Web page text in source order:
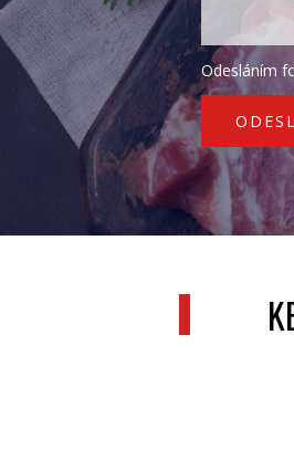
Odesláním